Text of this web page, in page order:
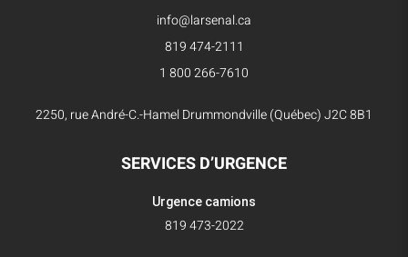
info@larsenal.ca
819 474-2111
1 800 266-7610
2250, rue André-C.-Hamel Drummondville (Québec) J2C 8B1
SERVICES D’URGENCE
Urgence camions
819 473-2022